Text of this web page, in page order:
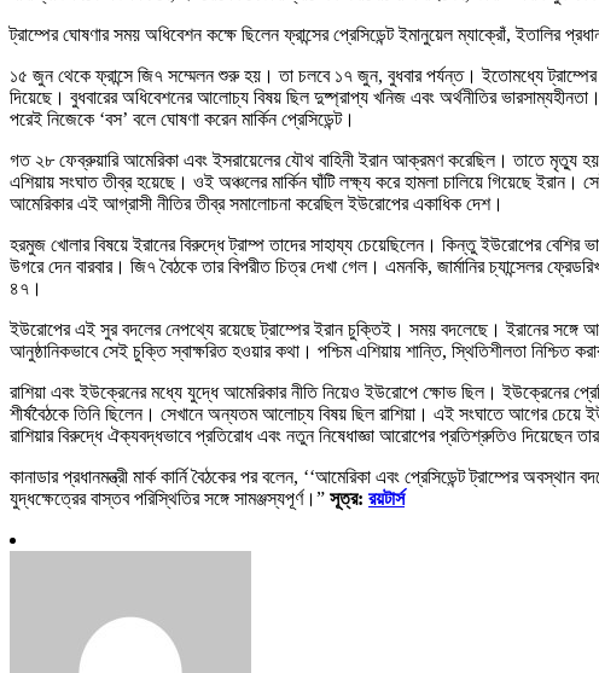
ট্রাম্পের ঘোষণার সময় অধিবেশন কক্ষে ছিলেন ফ্রান্সের প্রেসিডেন্ট ইমানুয়েল ম্যাক্রোঁ, ইতালির
১৫ জুন থেকে ফ্রান্সে জি৭ সম্মেলন শুরু হয়। তা চলবে ১৭ জুন, বুধবার পর্যন্ত। ইতোমধ্যে ট্রাম্পের
দিয়েছে। বুধবারের অধিবেশনের আলোচ্য বিষয় ছিল দুষ্প্রাপ্য খনিজ এবং অর্থনীতির
পরেই নিজেকে ‘বস‌’ বলে ঘোষণা করেন মার্কিন প্রেসিডেন্ট।
গত ২৮ ফেব্রুয়ারি আমেরিকা এবং ইসরায়েলের যৌথ বাহিনী ইরান আক্রমণ করেছিল। তাতে মৃত্যু
এশিয়ায় সংঘাত তীব্র হয়েছে। ওই অঞ্চলের মার্কিন ঘাঁটি লক্ষ্য করে হামলা চালিয়ে গিয়েছে ইরান।
আমেরিকার এই আগ্রাসী নীতির তীব্র সমালোচনা করেছিল ইউরোপের একাধিক দেশ।
হরমুজ খোলার বিষয়ে ইরানের বিরুদ্ধে ট্রাম্প তাদের সাহায্য চেয়েছিলেন। কিন্তু ইউরোপের
উগরে দেন বারবার। জি৭ বৈঠকে তার বিপরীত চিত্র দেখা গেল। এমনকি, জার্মানির চ্যান্সেলর
৪৭।
ইউরোপের এই সুর বদলের নেপথ্যে রয়েছে ট্রাম্পের ইরান চুক্তিই। সময় বদলেছে। ইরানের সঙ্গে
আনুষ্ঠানিকভাবে সেই চুক্তি স্বাক্ষরিত হওয়ার কথা। পশ্চিম এশিয়ায় শান্তি, স্থিতিশীলতা
রাশিয়া এবং ইউক্রেনের মধ্যে যুদ্ধে আমেরিকার নীতি নিয়েও ইউরোপে ক্ষোভ ছিল। ইউক্রেনের
শীর্ষবৈঠকে তিনি ছিলেন। সেখানে অন্যতম আলোচ্য বিষয় ছিল রাশিয়া। এই সংঘাতে আগের চেয়ে
রাশিয়ার বিরুদ্ধে ঐক্যবদ্ধভাবে প্রতিরোধ এবং নতুন নিষেধাজ্ঞা আরোপের প্রতিশ্রুতিও দিয়েছেন
কানাডার প্রধানমন্ত্রী মার্ক কার্নি বৈঠকের পর বলেন, ‘‘আমেরিকা এবং প্রেসিডেন্ট ট্রাম্পের
যুদ্ধক্ষেত্রের বাস্তব পরিস্থিতির সঙ্গে সামঞ্জস্যপূর্ণ।” সূত্র: রয়টার্স